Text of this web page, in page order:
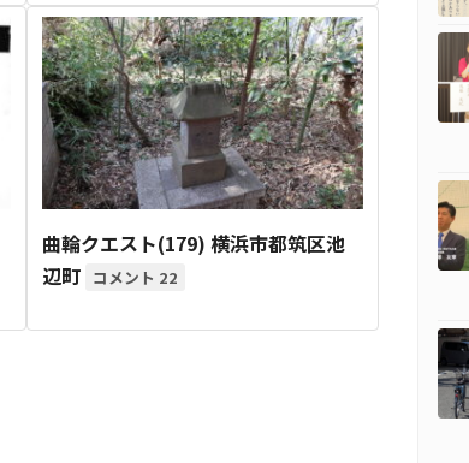
曲輪クエスト(179) 横浜市都筑区池
辺町
22